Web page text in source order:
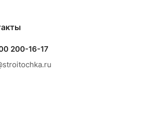
200-16-17